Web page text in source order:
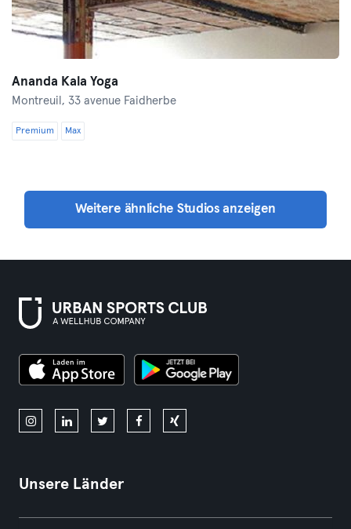
Ananda Kala Yoga
Montreuil, 33 avenue Faidherbe
Premium Max
Weitere ähnliche Studios anzeigen
Unsere Länder